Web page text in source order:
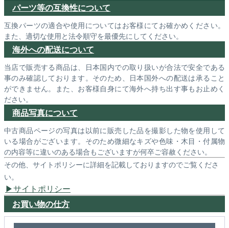
パーツ等の互換性について
互換パーツの適合や使用についてはお客様にてお確かめください。
また、適切な使用と法令順守を最優先にしてください。
海外への配送について
当店で販売する商品は、日本国内での取り扱いが合法で安全である
事のみ確認しております。そのため、日本国外への配送は承ること
ができません。また、お客様自身にて海外へ持ち出す事もお止めく
ださい。
商品写真について
中古商品ページの写真は以前に販売した品を撮影した物を使用して
いる場合がございます。そのため微細なキズや色味・木目・付属物
の内容等に違いのある場合もございますが何卒ご容赦ください。
その他、サイトポリシーに詳細を記載しておりますのでご覧くださ
い。
サイトポリシー
お買い物の仕方